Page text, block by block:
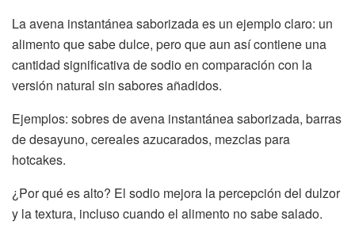
La avena instantánea saborizada es un ejemplo claro: un
alimento que sabe dulce, pero que aun así contiene una
cantidad significativa de sodio en comparación con la
versión natural sin sabores añadidos.
Ejemplos: sobres de avena instantánea saborizada, barras
de desayuno, cereales azucarados, mezclas para
hotcakes.
¿Por qué es alto? El sodio mejora la percepción del dulzor
y la textura, incluso cuando el alimento no sabe salado.